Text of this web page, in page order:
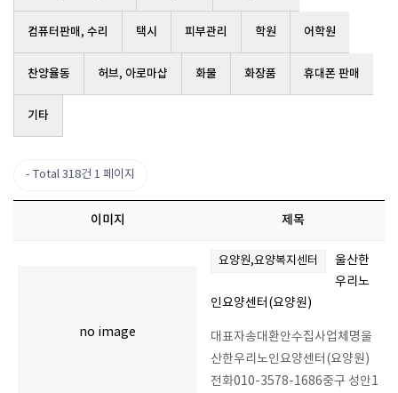
컴퓨터판매, 수리 택시 피부관리 학원 어학원
찬양율동 허브, 아로마샵 화물 화장품 휴대폰 판매
기타
Total 318건 1 페이지
이미지 제목
no image
요양원,요양복지센터
울산한
우리노
인요양센터(요양원)
대표자송대환안수집사업체명울
산한우리노인요양센터(요양원)
전화010-3578-1686중구 성안1